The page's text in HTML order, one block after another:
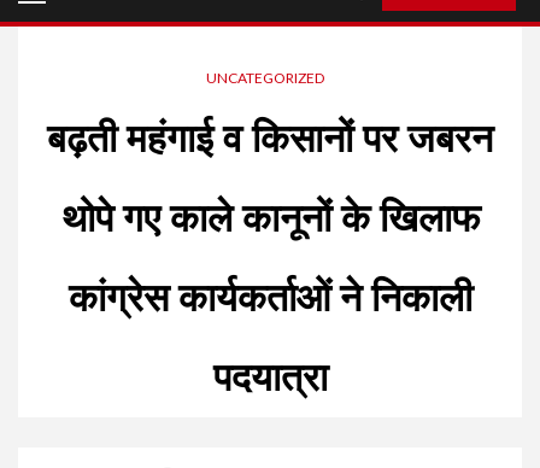
UNCATEGORIZED
बढ़ती महंगाई व किसानों पर जबरन
थोपे गए काले कानूनों के खिलाफ
कांग्रेस कार्यकर्ताओं ने निकाली
पदयात्रा